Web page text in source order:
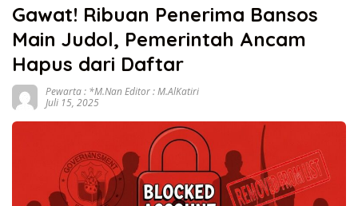
Gawat! Ribuan Penerima Bansos
Main Judol, Pemerintah Ancam
Hapus dari Daftar
Pewarta : *M.Nan Editor : M.AlKatiri
Juli 15, 2025